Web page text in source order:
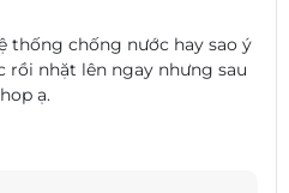
giúp móc vào tai bạn một cách
loại thích ứng với tai bạn nhất. Để
tập luyện, hãy ấn chặt tai nghe khi
thống chống nước hay sao ý
rồi nhặt lên ngay nhưng sau
ạ.